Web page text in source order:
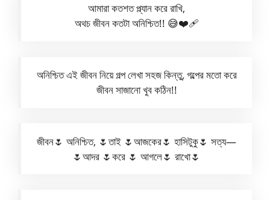
আমারা কতশত প্ল্যান করে রাখি,
অথচ জীবন কতটা অনিশ্চিত!! 😅❤️‍🩹
অনিশ্চিত এই জীবন নিয়ে গল্প লেখা সহজ কিন্তু, গল্পের মতো করে
জীবন সাজানো খুব কঠিন!!
জীবন🌷 অনিশ্চিত, 🌷তাই 🌷আজকের🌷 হাসিটুকু🌷 সত্য—
🌷আদর 🌷করে 🌷 আগলে🌷 রাখো🌷